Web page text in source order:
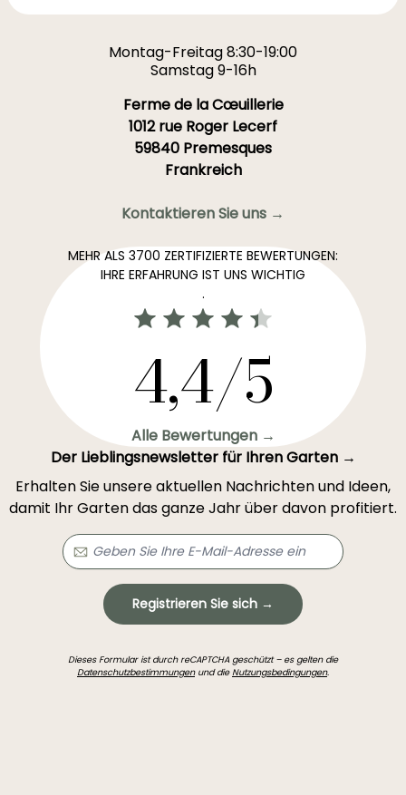
Montag-Freitag 8:30-19:00
Samstag 9-16h
Ferme de la Cœuillerie
1012 rue Roger Lecerf
59840 Premesques
Frankreich
Kontaktieren Sie uns →
MEHR ALS 3700 ZERTIFIZIERTE BEWERTUNGEN:
IHRE ERFAHRUNG IST UNS WICHTIG
.
4,4/5
Alle Bewertungen →
Der Lieblingsnewsletter für Ihren Garten →
Erhalten Sie unsere aktuellen Nachrichten und Ideen,
damit Ihr Garten das ganze Jahr über davon profitiert.
Registrieren Sie sich →
Dieses Formular ist durch reCAPTCHA geschützt – es gelten die
Datenschutzbestimmungenund dieNutzungsbedingungen.